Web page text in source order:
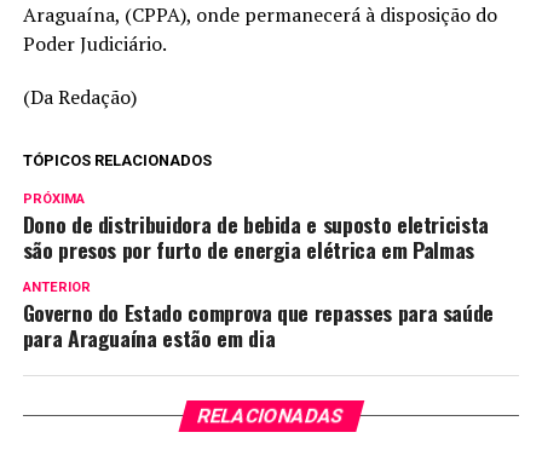
Araguaína, (CPPA), onde permanecerá à disposição do
Poder Judiciário.
(Da Redação)
TÓPICOS RELACIONADOS
PRÓXIMA
Dono de distribuidora de bebida e suposto eletricista
são presos por furto de energia elétrica em Palmas
ANTERIOR
Governo do Estado comprova que repasses para saúde
para Araguaína estão em dia
RELACIONADAS